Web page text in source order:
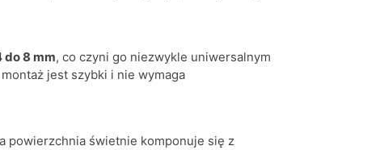
do 8 mm, co czyni go niezwykle uniwersalnym
jest szybki i nie wymaga
powierzchnia świetnie komponuje się z